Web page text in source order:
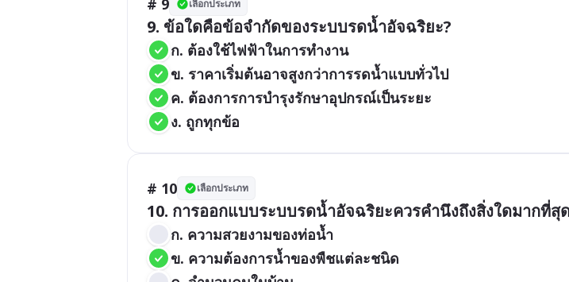
เลือกประเภท
9. ข้อใดคือข้อจำกัดของระบบรดน้ำอัจฉริยะ?
ก. ต้องใช้ไฟฟ้าในการทำงาน
ข. ราคาเริ่มต้นอาจสูงกว่าการรดน้ำแบบทั่วไป
ค. ต้องการการบำรุงรักษาอุปกรณ์เป็นระยะ
ง. ถูกทุกข้อ
# 10 เลือกประเภท
10. การออกแบบระบบรดน้ำอัจฉริยะควรคำนึงถึงสิ่งใดมากที่สุ
ก. ความสวยงามของท่อน้ำ
ข. ความต้องการน้ำของพืชแต่ละชนิด